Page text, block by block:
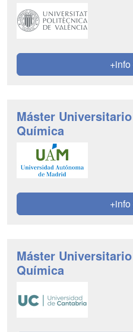
Máster
Química
Máster
Química